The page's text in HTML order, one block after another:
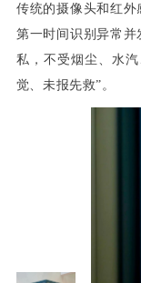
传统的摄像头和红
第一时间识别异常
私，不受烟尘、水
觉、未报先救”。